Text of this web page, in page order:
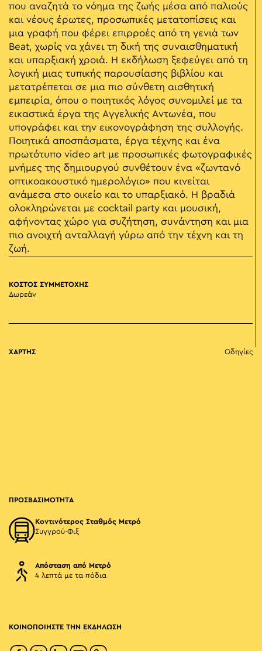
που αναζητά το νόημα της ζωής μέσα από παλιούς
και νέους έρωτες, προσωπικές μετατοπίσεις και
μια γραφή που φέρει επιρροές από τη γενιά των
Beat, χωρίς να χάνει τη δική της συναισθηματική
και υπαρξιακή χροιά. Η εκδήλωση ξεφεύγει από τη
λογική μιας τυπικής παρουσίασης βιβλίου και
μετατρέπεται σε μια πιο σύνθετη αισθητική
εμπειρία, όπου ο ποιητικός λόγος συνομιλεί με τα
εικαστικά έργα της Αγγελικής Αντωνέα, που
υπογράφει και την εικονογράφηση της συλλογής.
Ποιητικά αποσπάσματα, έργα τέχνης και ένα
πρωτότυπο video art με προσωπικές φωτογραφικές
μνήμες της δημιουργού συνθέτουν ένα «ζωντανό
οπτικοακουστικό ημερολόγιο» που κινείται
ανάμεσα στο οικείο και το υπαρξιακό. Η βραδιά
ολοκληρώνεται με cocktail party και μουσική,
αφήνοντας χώρο για συζήτηση, συνάντηση και μια
πιο ανοιχτή ανταλλαγή γύρω από την τέχνη και τη
ζωή.
ΚΟΣΤΟΣ ΣΥΜΜΕΤΟΧΗΣ
Δωρεάν
ΧΑΡΤΗΣ Οδηγίες
ΠΡΟΣΒΑΣΙΜΟΤΗΤΑ
Κοντινότερος Σταθμός Μετρό
Συγγρού-Φιξ
Απόσταση από Μετρό
4 λεπτά με τα πόδια
ΚΟΙΝΟΠΟΙΗΣΤΕ ΤΗΝ ΕΚΔΗΛΩΣΗ